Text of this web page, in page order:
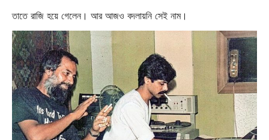
তাতে রাজি হয়ে গেলেন। আর আজও বদলায়নি সেই নাম।